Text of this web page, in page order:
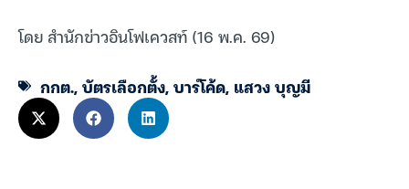
โดย สำนักข่าวอินโฟเควสท์ (16 พ.ค. 69)
กกต.,บัตรเลือกตั้ง,บาร์โค้ด, แสวง บุญมี